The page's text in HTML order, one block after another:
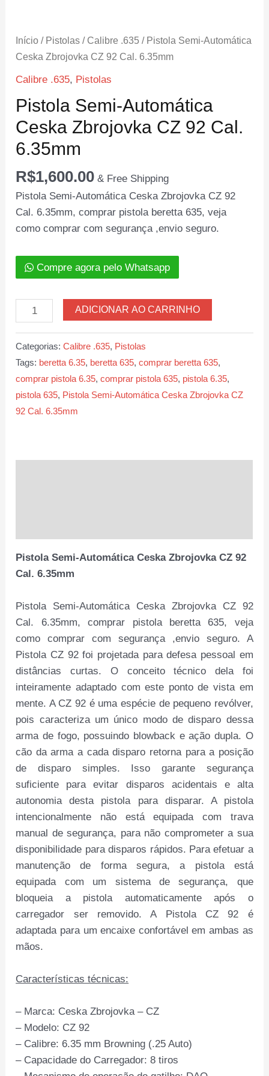
Início / Pistolas / Calibre .635 / Pistola Semi-Automática
Ceska Zbrojovka CZ 92 Cal. 6.35mm
Calibre .635, Pistolas
Pistola Semi-Automática
Ceska Zbrojovka CZ 92 Cal.
6.35mm
R$1,600.00 & Free Shipping
Pistola Semi-Automática Ceska Zbrojovka CZ 92
Cal. 6.35mm, comprar pistola beretta 635, veja
como comprar com segurança ,envio seguro.
Compre agora pelo Whatsapp
Pistola
Semi-
Ceska
Zbrojovka
92
ADICIONAR AO CARRINHO
Categorias:Calibre .635, Pistolas
Tags: beretta 6.35, beretta 635,comprar beretta 635,
comprar pistola 6.35,comprar pistola 635, pistola 6.35,
pistola 635, Pistola Semi-Automática Ceska Zbrojovka CZ
92 Cal. 6.35mm
Pistola Semi-Automática Ceska Zbrojovka CZ 92
Cal. 6.35mm
Pistola Semi-Automática Ceska Zbrojovka CZ 92
Cal. 6.35mm, comprar pistola beretta 635, veja
como comprar com segurança ,envio seguro. A
Pistola CZ 92 foi projetada para defesa pessoal em
distâncias curtas. O conceito técnico dela foi
inteiramente adaptado com este ponto de vista em
mente. A CZ 92 é uma espécie de pequeno revólver,
pois caracteriza um único modo de disparo dessa
arma de fogo, possuindo blowback e ação dupla. O
cão da arma a cada disparo retorna para a posição
de disparo simples. Isso garante segurança
suficiente para evitar disparos acidentais e alta
autonomia desta pistola para disparar. A pistola
intencionalmente não está equipada com trava
manual de segurança, para não comprometer a sua
disponibilidade para disparos rápidos. Para efetuar a
manutenção de forma segura, a pistola está
equipada com um sistema de segurança, que
bloqueia a pistola automaticamente após o
carregador ser removido. A Pistola CZ 92 é
adaptada para um encaixe confortável em ambas as
mãos.
Características técnicas:
– Marca: Ceska Zbrojovka – CZ
– Modelo: CZ 92
– Calibre: 6.35 mm Browning (.25 Auto)
– Capacidade do Carregador: 8 tiros